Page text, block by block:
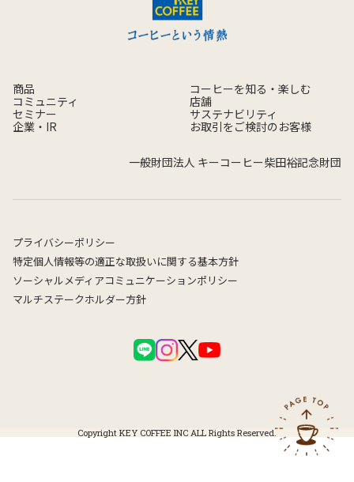
商品
コーヒーを知る・楽しむ
コミュニティ
店舗
セミナー
サステナビリティ
企業・IR
お取引をご検討のお客様
一般財団法人 キーコーヒー柴田裕記念財団
プライバシーポリシー
特定個人情報等の適正な取扱いに関する基本方針
ソーシャルメディアコミュニケーションポリシー
マルチステークホルダー方針
Copyright KEY COFFEE INC ALL Rights Reserved.